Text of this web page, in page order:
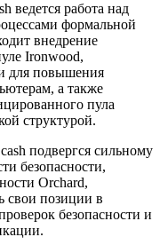
ведется работа над
формальной
внедрение
Ironwood,
для повышения
а также
пула
структурой.
подвергся сильному
безопасности,
Orchard,
свои позиции в
безопасности и